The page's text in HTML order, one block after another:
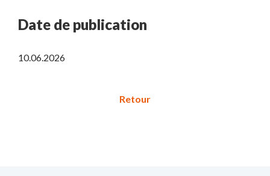
Date de publication
10.06.2026